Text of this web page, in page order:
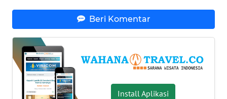
Beri Komentar
Install Aplikasi
WN
WN
PAPUA
BARAT